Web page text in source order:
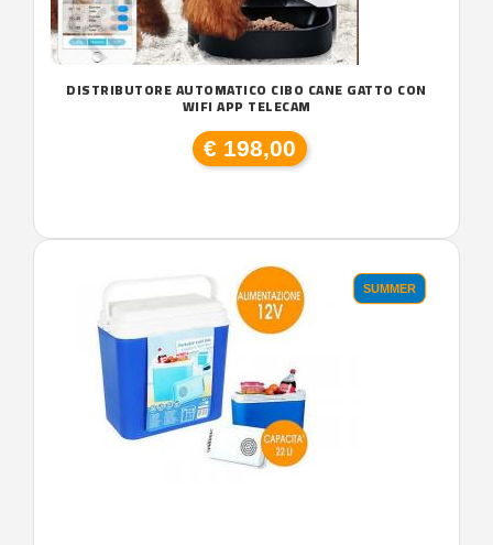
DISTRIBUTORE AUTOMATICO CIBO CANE GATTO CON
WIFI APP TELECAM
€ 198,00
SUMMER